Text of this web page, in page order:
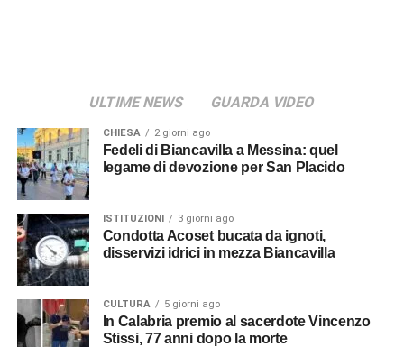
ULTIME NEWS GUARDA VIDEO
CHIESA 2 giorni ago
Fedeli di Biancavilla a Messina: quel
legame di devozione per San Placido
ISTITUZIONI 3 giorni ago
Condotta Acoset bucata da ignoti,
disservizi idrici in mezza Biancavilla
CULTURA 5 giorni ago
In Calabria premio al sacerdote Vincenzo
Stissi, 77 anni dopo la morte